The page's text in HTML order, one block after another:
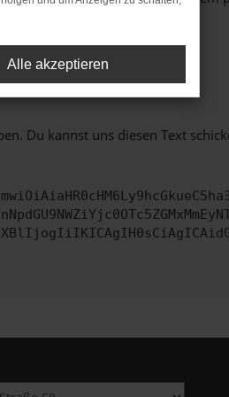
mehr unterstützt werden.
Du kannst uns diesen Text
Alle akzeptieren